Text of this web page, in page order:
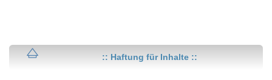
:: Haftung für Inhalte ::